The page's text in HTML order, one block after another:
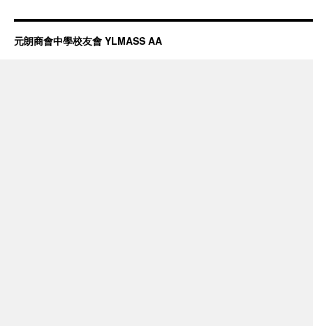
元朗商會中學校友會 YLMASS AA